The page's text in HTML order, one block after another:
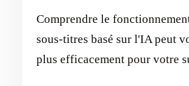
Comprendre le
sous-titres basé sur l'IA peut
plus efficacement pour votre